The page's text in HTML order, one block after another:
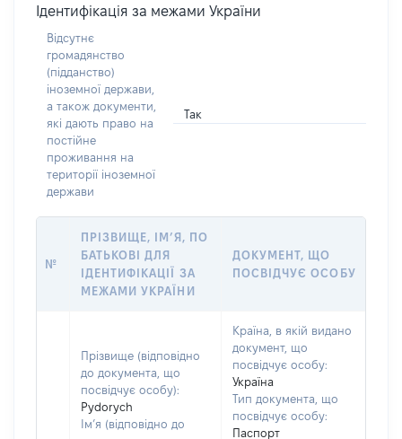
Ідентифікація за межами України
Відсутнє
громадянство
(підданство)
іноземної держави,
а також документи,
які дають право на
постійне
проживання на
території іноземної
держави
Так
№
ПРІЗВИЩЕ, ІМ’Я, ПО
БАТЬКОВІ ДЛЯ
ІДЕНТИФІКАЦІЇ ЗА
МЕЖАМИ УКРАЇНИ
ДОКУМЕНТ, ЩО
ПОСВІДЧУЄ ОСОБУ
Прізвище (відповідно
до документа, що
посвідчує особу):
Pydorych
Ім’я (відповідно до
Країна, в якій видано
документ, що
посвідчує особу:
Україна
Тип документа, що
посвідчує особу:
Паспорт